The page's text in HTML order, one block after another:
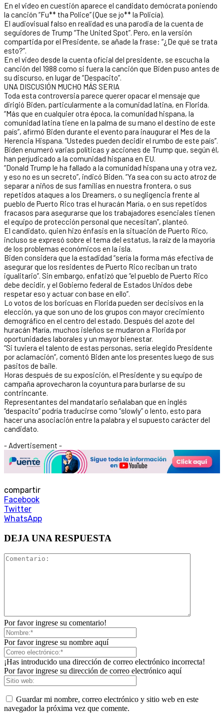
En el video en cuestión aparece el candidato demócrata poniendo
la canción “Fu** tha Police” (Que se jo** la Policía).
El audiovisual falso en realidad es una parodia de la cuenta de
seguidores de Trump “The United Spot”. Pero, en la versión
compartida por el Presidente, se añade la frase: “¿De qué se trata
esto?”.
En el video desde la cuenta oficial del presidente, se escucha la
canción del 1988 como si fuera la canción que Biden puso antes de
su discurso, en lugar de “Despacito”.
UNA DISCUSIÓN MUCHO MÁS SERIA
Toda esta controversia parece querer opacar el mensaje que
dirigió Biden, particularmente a la comunidad latina, en Florida.
“Más que en cualquier otra época, la comunidad hispana, la
comunidad latina tiene en la palma de su mano el destino de este
país”, afirmó Biden durante el evento para inaugurar el Mes de la
Herencia Hispana. “Ustedes pueden decidir el rumbo de este país”.
Biden enumeró varias políticas y acciones de Trump que, según él,
han perjudicado a la comunidad hispana en EU.
“Donald Trump le ha fallado a la comunidad hispana una y otra vez,
y eso no es un secreto”, indicó Biden. “Ya sea con su acto atroz de
separar a niños de sus familias en nuestra frontera, o sus
repetidos ataques a los Dreamers, o su negligencia frente al
pueblo de Puerto Rico tras el huracán María, o en sus repetidos
fracasos para asegurarse que los trabajadores esenciales tienen
el equipo de protección personal que necesitan”, planteó.
El candidato, quien hizo énfasis en la situación de Puerto Rico,
incluso se expresó sobre el tema del estatus, la raíz de la mayoría
de los problemas económicos en la isla.
Biden considera que la estadidad “sería la forma más efectiva de
asegurar que los residentes de Puerto Rico reciban un trato
igualitario”. Sin embargo, enfatizó que “el pueblo de Puerto Rico
debe decidir, y el Gobierno federal de Estados Unidos debe
respetar eso y actuar con base en ello”.
Lo votos de los boricuas en Florida pueden ser decisivos en la
elección, ya que son uno de los grupos con mayor crecimiento
demográfico en el centro del estado. Después del azote del
huracán María, muchos isleños se mudaron a Florida por
oportunidades laborales y un mayor bienestar.
“Si tuviera el talento de estas personas, sería elegido Presidente
por aclamación”, comentó Biden ante los presentes luego de sus
pasitos de baile.
Horas después de su exposición, el Presidente y su equipo de
campaña aprovecharon la coyuntura para burlarse de su
contrincante.
Representantes del mandatario señalaban que en inglés
“despacito” podría traducirse como “slowly” o lento, esto para
hacer una asociación entre la palabra y el supuesto carácter del
candidato.
- Advertisement -
compartir
Facebook
Twitter
WhatsApp
DEJA UNA RESPUESTA
Por favor ingrese su comentario!
Por favor ingrese su nombre aquí
¡Has introducido una dirección de correo electrónico incorrecta!
Por favor ingrese su dirección de correo electrónico aquí
Guardar mi nombre, correo electrónico y sitio web en este
navegador la próxima vez que comente.